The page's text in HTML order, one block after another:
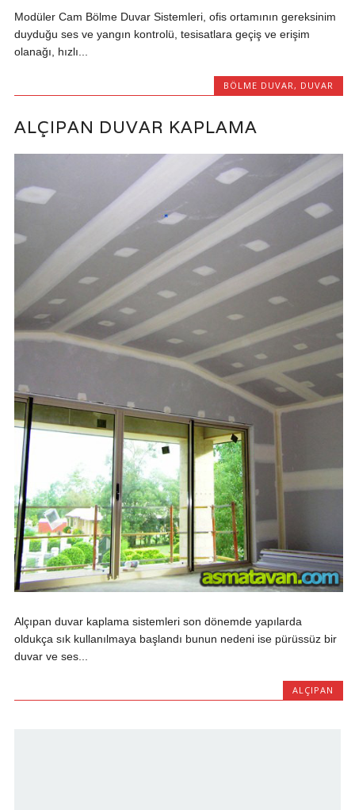
Modüler Cam Bölme Duvar Sistemleri, ofis ortamının gereksinim
duyduğu ses ve yangın kontrolü, tesisatlara geçiş ve erişim
olanağı, hızlı...
BÖLME DUVAR, DUVAR
ALÇIPAN DUVAR KAPLAMA
Alçıpan duvar kaplama sistemleri son dönemde yapılarda
oldukça sık kullanılmaya başlandı bunun nedeni ise pürüssüz bir
duvar ve ses...
ALÇIPAN